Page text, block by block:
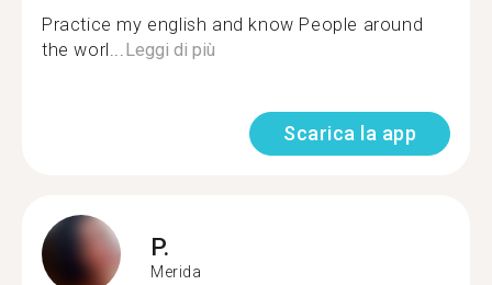
Practice my english and know People around
the worl...Leggi di più
Scarica la app
P.
Merida